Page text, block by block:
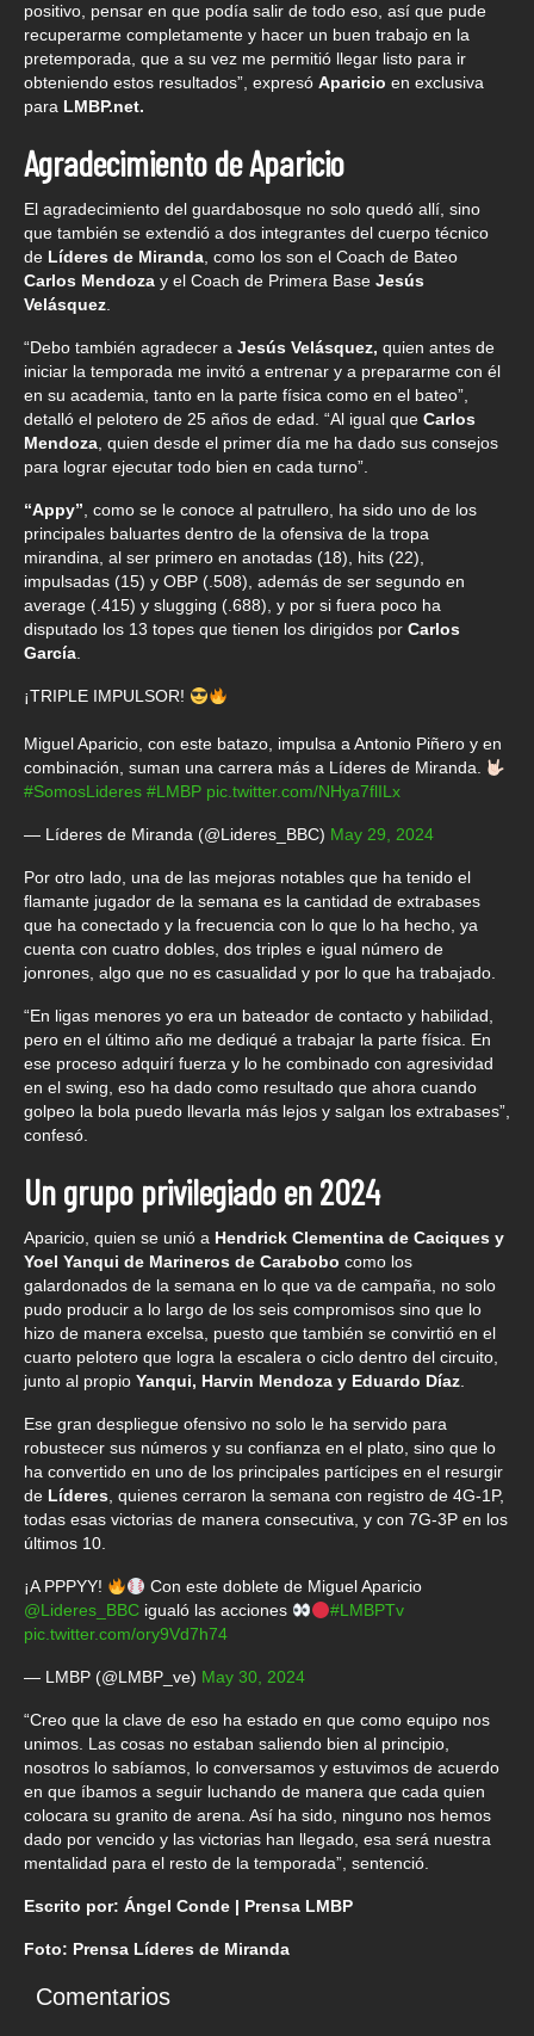
positivo, pensar en que podía salir de todo eso, así que pude
recuperarme completamente y hacer un buen trabajo en la
pretemporada, que a su vez me permitió llegar listo para ir
obteniendo estos resultados”, expresó Aparicio en exclusiva
para LMBP.net.
Agradecimiento de Aparicio
El agradecimiento del guardabosque no solo quedó allí, sino
que también se extendió a dos integrantes del cuerpo técnico
de Líderes de Miranda, como los son el Coach de Bateo
Carlos Mendoza y el Coach de Primera Base Jesús
Velásquez.
“Debo también agradecer a Jesús Velásquez, quien antes de
iniciar la temporada me invitó a entrenar y a prepararme con él
en su academia, tanto en la parte física como en el bateo”,
detalló el pelotero de 25 años de edad. “Al igual que Carlos
Mendoza, quien desde el primer día me ha dado sus consejos
para lograr ejecutar todo bien en cada turno”.
“Appy”, como se le conoce al patrullero, ha sido uno de los
principales baluartes dentro de la ofensiva de la tropa
mirandina, al ser primero en anotadas (18), hits (22),
impulsadas (15) y OBP (.508), además de ser segundo en
average (.415) y slugging (.688), y por si fuera poco ha
disputado los 13 topes que tienen los dirigidos por Carlos
García.
¡TRIPLE IMPULSOR!
Miguel Aparicio, con este batazo, impulsa a Antonio Piñero y en
combinación, suman una carrera más a Líderes de Miranda.
#SomosLideres #LMBP pic.twitter.com/NHya7flILx
— Líderes de Miranda (@Lideres_BBC) May 29, 2024
Por otro lado, una de las mejoras notables que ha tenido el
flamante jugador de la semana es la cantidad de extrabases
que ha conectado y la frecuencia con lo que lo ha hecho, ya
cuenta con cuatro dobles, dos triples e igual número de
jonrones, algo que no es casualidad y por lo que ha trabajado.
“En ligas menores yo era un bateador de contacto y habilidad,
pero en el último año me dediqué a trabajar la parte física. En
ese proceso adquirí fuerza y lo he combinado con agresividad
en el swing, eso ha dado como resultado que ahora cuando
golpeo la bola puedo llevarla más lejos y salgan los extrabases”,
confesó.
Un grupo privilegiado en 2024
Aparicio, quien se unió a Hendrick Clementina de Caciques y
Yoel Yanqui de Marineros de Carabobo como los
galardonados de la semana en lo que va de campaña, no solo
pudo producir a lo largo de los seis compromisos sino que lo
hizo de manera excelsa, puesto que también se convirtió en el
cuarto pelotero que logra la escalera o ciclo dentro del circuito,
junto al propio Yanqui, Harvin Mendoza y Eduardo Díaz.
Ese gran despliegue ofensivo no solo le ha servido para
robustecer sus números y su confianza en el plato, sino que lo
ha convertido en uno de los principales partícipes en el resurgir
de Líderes, quienes cerraron la semana con registro de 4G-1P,
todas esas victorias de manera consecutiva, y con 7G-3P en los
últimos 10.
¡A PPPYY!
Con este doblete de Miguel Aparicio
@Lideres_BBC igualó las acciones
#LMBPTv
pic.twitter.com/ory9Vd7h74
— LMBP (@LMBP_ve) May 30, 2024
“Creo que la clave de eso ha estado en que como equipo nos
unimos. Las cosas no estaban saliendo bien al principio,
nosotros lo sabíamos, lo conversamos y estuvimos de acuerdo
en que íbamos a seguir luchando de manera que cada quien
colocara su granito de arena. Así ha sido, ninguno nos hemos
dado por vencido y las victorias han llegado, esa será nuestra
mentalidad para el resto de la temporada”, sentenció.
Escrito por: Ángel Conde | Prensa LMBP
Foto: Prensa Líderes de Miranda
Comentarios